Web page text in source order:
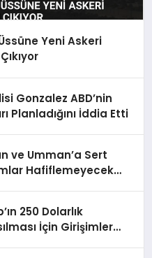
Yeni Askeri
Gonzalez ABD’nin
Planladığını İddia Etti
ve Umman’a Sert
Hafiflemeyecek
250 Dolarlık
İçin Girişimler